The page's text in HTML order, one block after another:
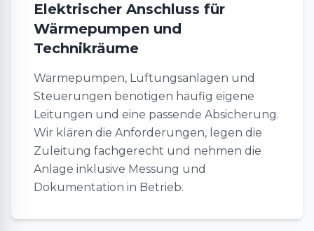
Elektrischer Anschluss für
Wärmepumpen und
Technikräume
Wärmepumpen, Lüftungsanlagen und
Steuerungen benötigen häufig eigene
Leitungen und eine passende Absicherung.
Wir klären die Anforderungen, legen die
Zuleitung fachgerecht und nehmen die
Anlage inklusive Messung und
Dokumentation in Betrieb.